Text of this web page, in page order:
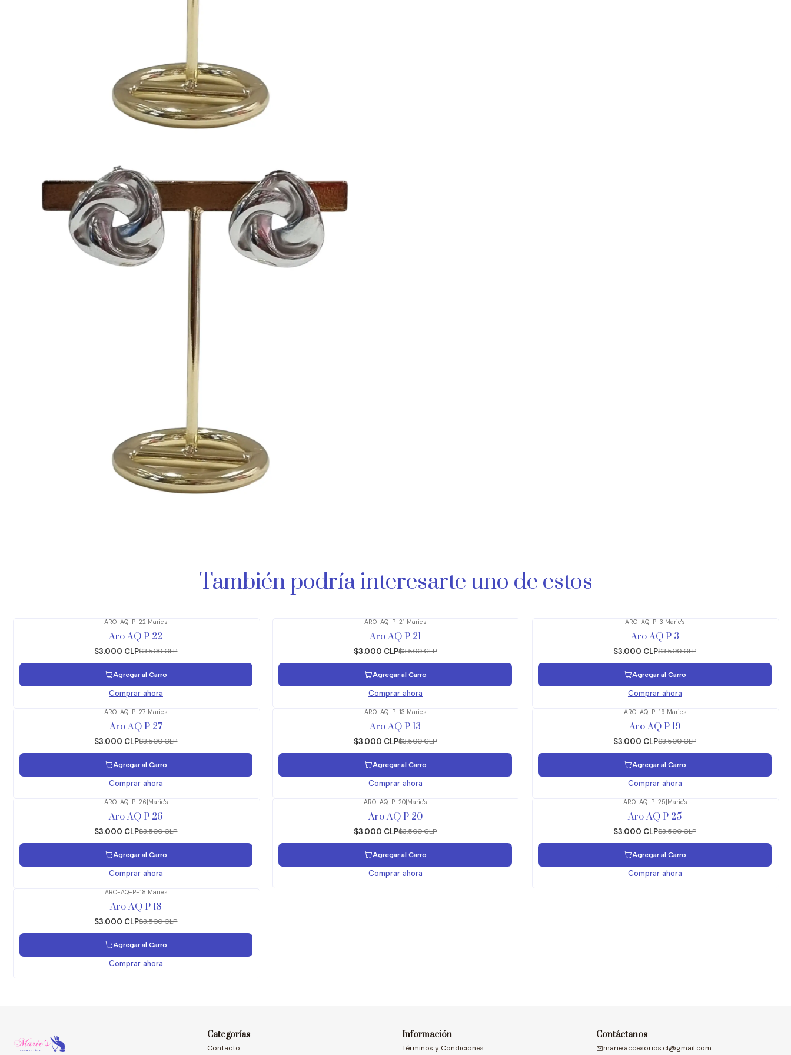
También podría interesarte uno de estos
ARO-AQ-P-22 Marie's
Aro AQ P 22
$3.000 CLP$3.500 CLP
Agregar al Carro
Comprar ahora
ARO-AQ-P-21 Marie's
Aro AQ P 21
$3.000 CLP$3.500 CLP
Agregar al Carro
Comprar ahora
ARO-AQ-P-3 Marie's
Aro AQ P 3
$3.000 CLP$3.500 CLP
Agregar al Carro
Comprar ahora
ARO-AQ-P-27 Marie's
Aro AQ P 27
$3.000 CLP$3.500 CLP
Agregar al Carro
Comprar ahora
ARO-AQ-P-13 Marie's
Aro AQ P 13
$3.000 CLP$3.500 CLP
Agregar al Carro
Comprar ahora
ARO-AQ-P-19 Marie's
Aro AQ P 19
$3.000 CLP$3.500 CLP
Agregar al Carro
Comprar ahora
ARO-AQ-P-26 Marie's
Aro AQ P 26
$3.000 CLP$3.500 CLP
Agregar al Carro
Comprar ahora
ARO-AQ-P-20 Marie's
Aro AQ P 20
$3.000 CLP$3.500 CLP
Agregar al Carro
Comprar ahora
ARO-AQ-P-25 Marie's
Aro AQ P 25
$3.000 CLP$3.500 CLP
Agregar al Carro
Comprar ahora
ARO-AQ-P-18 Marie's
Aro AQ P 18
$3.000 CLP$3.500 CLP
Agregar al Carro
Comprar ahora
Categorías
Contacto
Información
Términos y Condiciones
Contáctanos
marie.accesorios.cl@gmail.com